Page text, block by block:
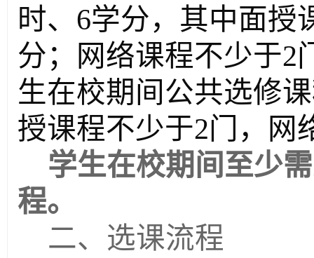
时、6学分，其中面授
分；网络课程不少于2
生在校期间公共选修
授课程不少于2门，网
学生在校期间至少
程。
二、选课流程